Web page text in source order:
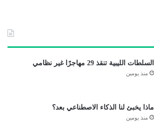
السلطات الليبية تنقذ 29 مهاجرًا غير نظامي
منذ يومين
ماذا يخبئ لنا الذكاء الاصطناعي بعد؟
منذ يومين